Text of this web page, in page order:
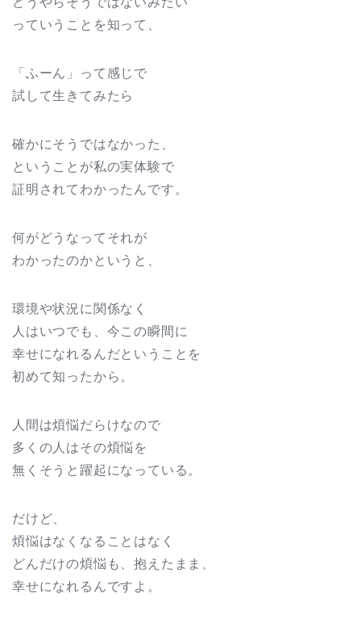
っていうことを知って、
「ふーん」って感じで
試して生きてみたら
確かにそうではなかった、
ということが私の実体験で
証明されてわかったんです。
何がどうなってそれが
わかったのかというと、
環境や状況に関係なく
人はいつでも、今この瞬間に
幸せになれるんだということを
初めて知ったから。
人間は煩悩だらけなので
多くの人はその煩悩を
無くそうと躍起になっている。
だけど、
煩悩はなくなることはなく
どんだけの煩悩も、抱えたまま、
幸せになれるんですよ。